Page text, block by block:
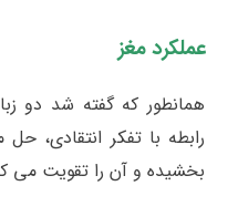
عملکرد مغز
همانطور که گفته شد دو
رابطه با تفکر انتقادی،
بخشیده و آن را تقویت می